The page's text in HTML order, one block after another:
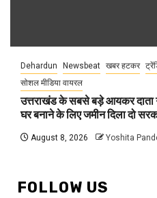
Dehardun Newsbeat खबर हटकर
सोशल मीडिया वायरल
उत्तराखंड के सबसे बड़े आयकर दाता
घर बनाने के लिए जमीन दिला दो
August 8, 2026 Yoshita
FOLLOW US